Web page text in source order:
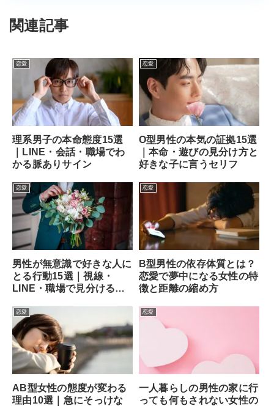
関連記事
恋愛
理系男子の本命態度15選
｜LINE・会話・職場でわ
かる脈ありサイン
恋愛
O型男性の本気の証拠15選
｜本命・遊びの見分け方と
好きな子に言うセリフ
恋愛
男性が無意識で好きな人に
とる行動15選｜視線・
LINE・職場で見分ける方
恋愛
B型男性の依存体質とは？
恋愛で夢中になる女性の特
徴と距離の縮め方
恋愛
AB型女性の態度が変わる
理由10選｜急にそっけな
恋愛
一人暮らしの男性の家に行
っても何もされない女性の